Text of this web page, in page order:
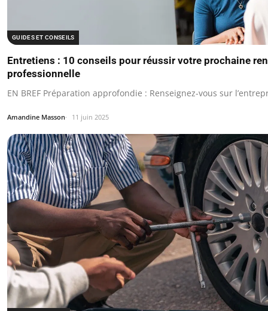
GUIDES ET CONSEILS
Entretiens : 10 conseils pour réussir votre prochaine
professionnelle
EN BREF Préparation approfondie : Renseignez-vous sur
Amandine Masson 11 juin 2025